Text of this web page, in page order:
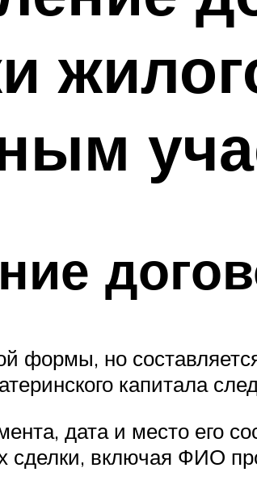
формы, но
капитала
дата и место его
сделки, включая ФИО